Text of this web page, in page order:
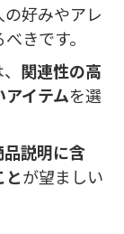
好みやアレ
きです。
関連性の高
イテムを選
品説明に含
が望ましい